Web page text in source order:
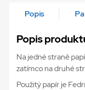
Popis
Popis
Na jedné straně
zatímco na druhé
Použitý papír je